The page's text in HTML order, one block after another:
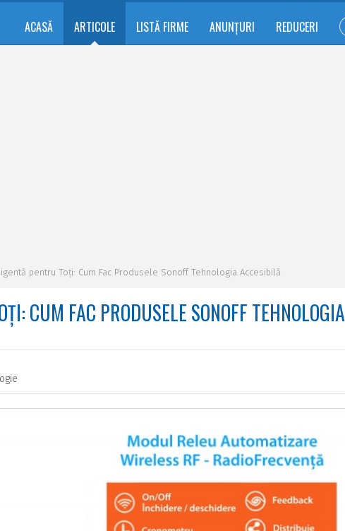
ACASĂ ARTICOLE LISTĂ FIRME ANUNȚURI REDUCERI
pentru Toți: Cum Fac Produsele Sonoff Tehnologia Accesibilă
CUM FAC PRODUSELE SONOFF TEHNOLOGIA